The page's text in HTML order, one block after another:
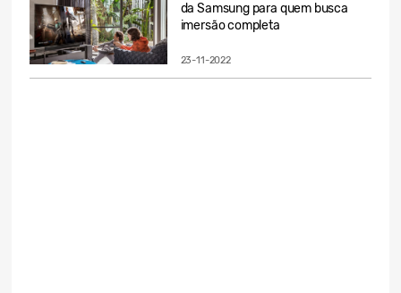
da Samsung para quem busca
imersão completa
23-11-2022